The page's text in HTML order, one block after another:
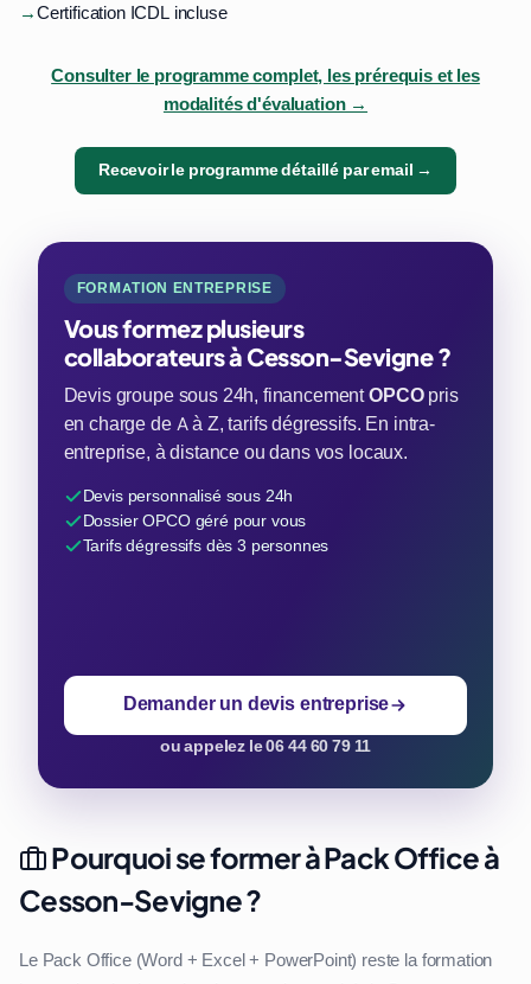
→Certification ICDL incluse
Consulter le programme complet, les prérequis et les
modalités d'évaluation →
Recevoir le programme détaillé par email →
FORMATION ENTREPRISE
Vous formez plusieurs
collaborateurs à Cesson-Sevigne ?
Devis groupe sous 24h, financementOPCOpris
en charge de A à Z, tarifs dégressifs. En intra-
entreprise, à distance ou dans vos locaux.
Devis personnalisé sous 24h
Dossier OPCO géré pour vous
Tarifs dégressifs dès 3 personnes
Demander un devis entreprise
ou appelez le 06 44 60 79 11
Pourquoi se former à Pack Office à
Cesson-Sevigne ?
Le Pack Office (Word + Excel + PowerPoint) reste la formation